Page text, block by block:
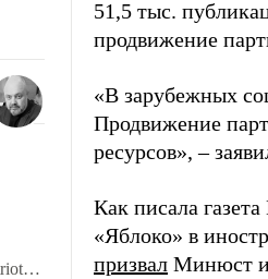
под
51,5 тыс.
продвижение
«В зарубежных
Продвижение
ресурсов», –
Как писала
«Яблоко» в
призвал Минюст и